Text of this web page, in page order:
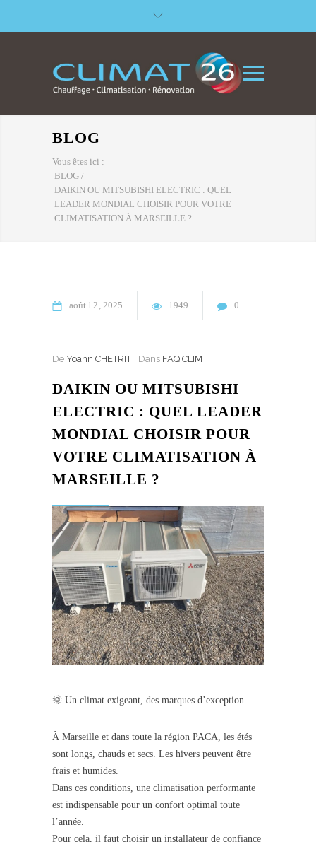
BLOG
Vous êtes ici :
BLOG /
DAIKIN OU MITSUBISHI ELECTRIC : QUEL
LEADER MONDIAL CHOISIR POUR VOTRE
CLIMATISATION À MARSEILLE ?
août 12 2025 1949 0
De Yoann CHETRIT Dans FAQ CLIM
DAIKIN OU MITSUBISHI
ELECTRIC : QUEL LEADER
MONDIAL CHOISIR POUR
VOTRE CLIMATISATION À
MARSEILLE ?
🌞 Un climat exigeant, des marques d’exception
À Marseille et dans toute la région PACA, les étés
sont longs, chauds et secs. Les hivers peuvent être
frais et humides.
Dans ces conditions, une climatisation performante
est indispensable pour un confort optimal toute
l’année.
Pour cela, il faut choisir un installateur de confiance